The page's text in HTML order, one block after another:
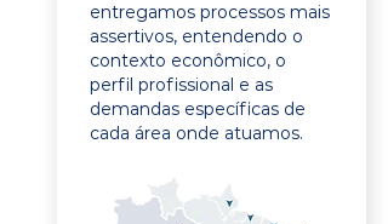
entregamos processos mais
assertivos, entendendo o
contexto econômico, o
perfil profissional e as
demandas específicas de
cada área onde atuamos.